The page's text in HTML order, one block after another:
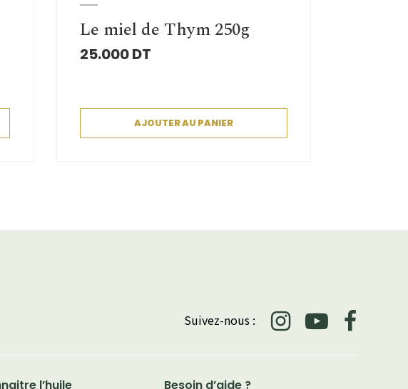
Le miel de Thym 250g
25.000DT
AJOUTER AU PANIER
Suivez-nous :
l’huile Besoin d’aide ?